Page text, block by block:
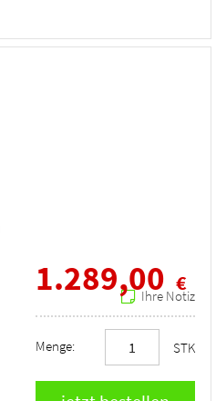
1.289,00 €
Ihre Notiz
Menge: STK